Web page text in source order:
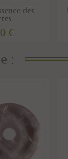
des
€
: